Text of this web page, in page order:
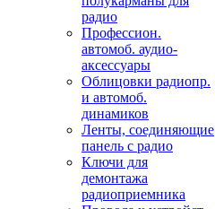
радио
Профессион.
автомоб. аудио-
аксессуары
Облицовки радиопр.
и автомоб.
динамиков
Ленты, соединяющие
панель с радио
Ключи для
демонтажа
радиоприемника